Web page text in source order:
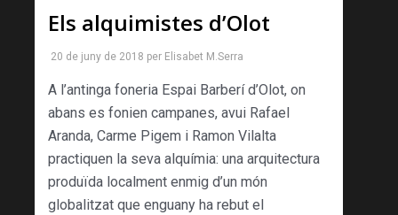
Els alquimistes d’Olot
20 de juny de 2018 per Elisabet M.Serra
A l’antinga foneria Espai Barberí d’Olot, on
abans es fonien campanes, avui Rafael
Aranda, Carme Pigem i Ramon Vilalta
practiquen la seva alquímia: una arquitectura
produïda localment enmig d’un món
globalitzat que enguany ha rebut el